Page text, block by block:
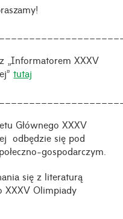
„Informatorem XXXV
tutaj
Głównego XXXV
odbędzie się pod
gospodarczym.
się z literaturą
XXXV Olimpiady